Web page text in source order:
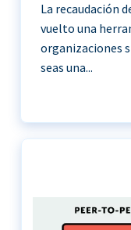
La recaudación
vuelto una
organizaciones
seas una...